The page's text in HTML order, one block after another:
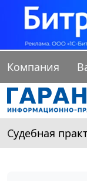
Компания
Судебная